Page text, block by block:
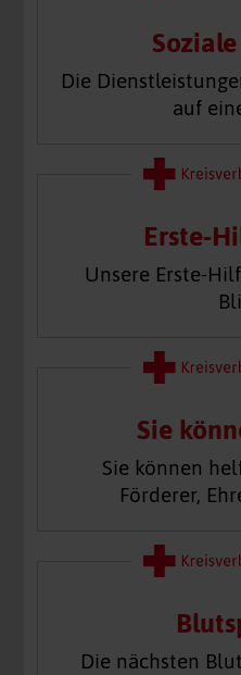
Die
auf
Erste-
Unsere Erste-
Sie
Sie können
Förderer,
Die nächsten